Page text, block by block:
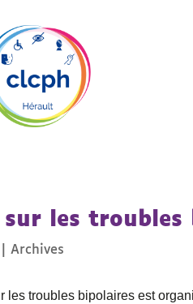
sur les troubles
|Archives
les troubles bipolaires est